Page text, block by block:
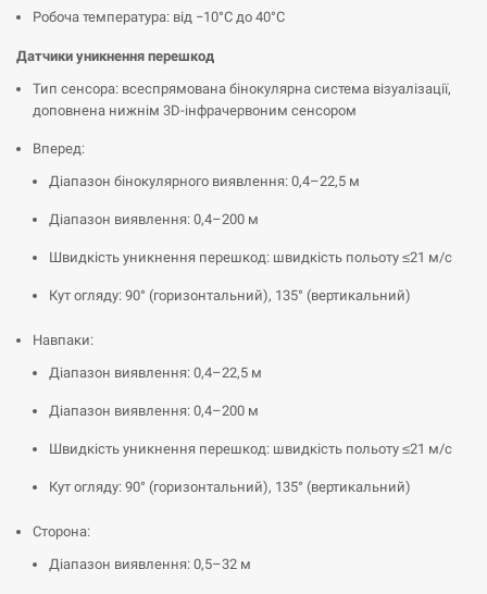
Робоча температура: від −10°C до 40°C
Датчики уникнення перешкод
Тип сенсора: всеспрямована бінокулярна система візуалізації,
доповнена нижнім 3D-інфрачервоним сенсором
Вперед:
Діапазон бінокулярного виявлення: 0,4–22,5 м
Діапазон виявлення: 0,4–200 м
Швидкість уникнення перешкод: швидкість польоту ≤21 м/с
Кут огляду: 90° (горизонтальний), 135° (вертикальний)
Навпаки:
Діапазон виявлення: 0,4–22,5 м
Діапазон виявлення: 0,4–200 м
Швидкість уникнення перешкод: швидкість польоту ≤21 м/с
Кут огляду: 90° (горизонтальний), 135° (вертикальний)
Сторона:
Діапазон виявлення: 0,5–32 м